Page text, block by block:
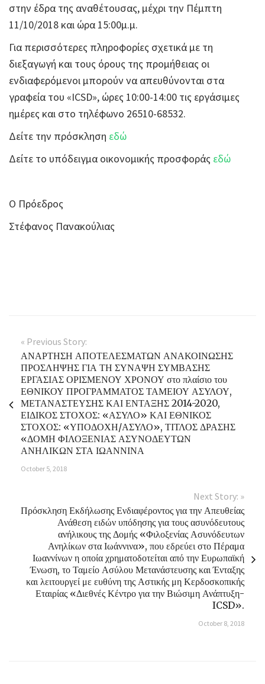
στην έδρα της αναθέτουσας, μέχρι την Πέμπτη
11/10/2018 και ώρα 15:00μ.μ.
Για περισσότερες πληροφορίες σχετικά με τη
διεξαγωγή και τους όρους της προμήθειας οι
ενδιαφερόμενοι μπορούν να απευθύνονται στα
γραφεία του «ICSD», ώρες 10:00-14:00 τις εργάσιμες
ημέρες και στο τηλέφωνο 26510-68532.
Δείτε την πρόσκληση εδώ
Δείτε το υπόδειγμα οικονομικής προσφοράς εδώ
Ο Πρόεδρος
Στέφανος Πανακούλιας
« Previous Story:
ΑΝΑΡΤΗΣΗ ΑΠΟΤΕΛΕΣΜΑΤΩΝ ΑΝΑΚΟΙΝΩΣΗΣ
ΠΡΟΣΛΗΨΗΣ ΓΙΑ ΤΗ ΣΥΝΑΨΗ ΣΥΜΒΑΣΗΣ
ΕΡΓΑΣΙΑΣ ΟΡΙΣΜΕΝΟΥ ΧΡΟΝΟΥ στο πλαίσιο του
ΕΘΝΙΚΟΥ ΠΡΟΓΡΑΜΜΑΤΟΣ ΤΑΜΕΙΟΥ ΑΣΥΛΟΥ,
ΜΕΤΑΝΑΣΤΕΥΣΗΣ ΚΑΙ ΕΝΤΑΞΗΣ 2014-2020,
ΕΙΔΙΚΟΣ ΣΤΟΧΟΣ: «ΑΣΥΛΟ» ΚΑΙ ΕΘΝΙΚΟΣ
ΣΤΟΧΟΣ: «ΥΠΟΔΟΧΗ/ΑΣΥΛΟ», ΤΙΤΛΟΣ ΔΡΑΣΗΣ
«ΔΟΜΗ ΦΙΛΟΞΕΝΙΑΣ ΑΣΥΝΟΔΕΥΤΩΝ
ΑΝΗΛΙΚΩΝ ΣΤΑ ΙΩΑΝΝΙΝΑ
October 5, 2018
Next Story: »
Πρόσκληση Εκδήλωσης Ενδιαφέροντος για την Απευθείας
Ανάθεση ειδών υπόδησης για τους ασυνόδευτους
ανήλικους της Δομής «Φιλοξενίας Ασυνόδευτων
Ανηλίκων στα Ιωάννινα», που εδρεύει στο Πέραμα
Ιωαννίνων η οποία χρηματοδοτείται από την Ευρωπαϊκή
Ένωση, το Ταμείο Ασύλου Μετανάστευσης και Ένταξης
και λειτουργεί με ευθύνη της Αστικής μη Κερδοσκοπικής
Εταιρίας «Διεθνές Κέντρο για την Βιώσιμη Ανάπτυξη-
ICSD».
October 8, 2018